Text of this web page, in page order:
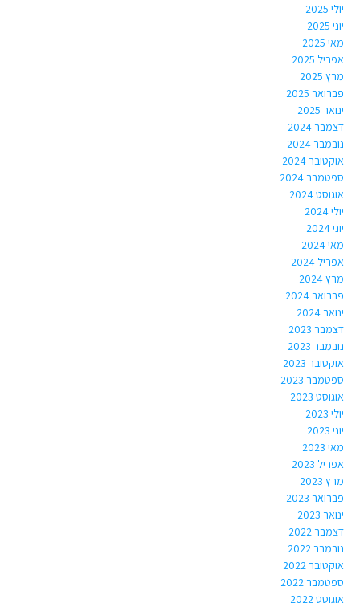
יולי 2025
יוני 2025
מאי 2025
אפריל 2025
מרץ 2025
פברואר 2025
ינואר 2025
דצמבר 2024
נובמבר 2024
אוקטובר 2024
ספטמבר 2024
אוגוסט 2024
יולי 2024
יוני 2024
מאי 2024
אפריל 2024
מרץ 2024
פברואר 2024
ינואר 2024
דצמבר 2023
נובמבר 2023
אוקטובר 2023
ספטמבר 2023
אוגוסט 2023
יולי 2023
יוני 2023
מאי 2023
אפריל 2023
מרץ 2023
פברואר 2023
ינואר 2023
דצמבר 2022
נובמבר 2022
אוקטובר 2022
ספטמבר 2022
אוגוסט 2022